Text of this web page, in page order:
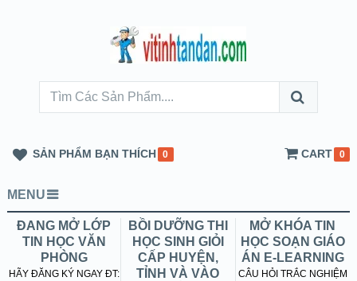
SẢN PHẨM BẠN THÍCH 0 CART 0
MENU
ĐANG MỞ LỚP
TIN HỌC VĂN
PHÒNG
HÃY ĐĂNG KÝ NGAY ĐT:
BỒI DƯỠNG THI
HỌC SINH GIỎI
CẤP HUYỆN,
TỈNH VÀ VÀO
MỞ KHÓA TIN
HỌC SOẠN GIÁO
ÁN E-LEARNING
CÂU HỎI TRẮC NGHIỆM